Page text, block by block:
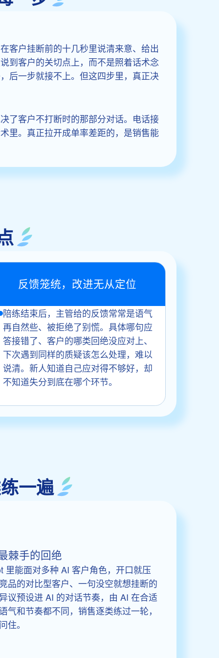
客户挂断前的十几秒里说清来意、给出
到客户的关切点上，而不是照着话术念
后一步就接不上。但这四步里，真正决
了客户不打断时的那部分对话。电话接
里。真正拉开成单率差距的，是销售能
反馈笼统，改进无从定位
陪练结束后，主管给的反馈常常是语气
再自然些、被拒绝了别慌。具体哪句应
答接错了、客户的哪类回绝没应对上、
下次遇到同样的质疑该怎么处理，难以
说清。新人知道自己应对得不够好，却
不知道失分到底在哪个环节。
一遍
棘手的回绝
里能面对多种 AI 客户角色，开口就压
品的对比型客户、一句没空就想挂断的
议预设进 AI 的对话节奏，由 AI 在合适
气和节奏都不同，销售逐类练过一轮，
住。